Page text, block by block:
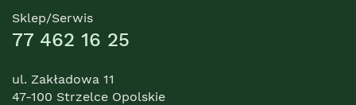
Sklep/Serwis
77 462 16 25
ul. Zakładowa 11
47-100 Strzelce Opolskie